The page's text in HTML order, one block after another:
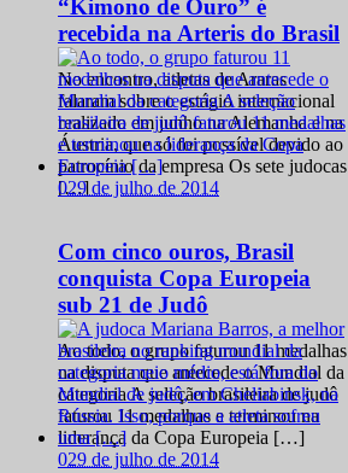
“Kimono de Ouro” é
recebida na Arteris do Brasil
No encontro, atletas de Araras
falaram sobre o estágio internacional
realizado em junho na Alemanha e na
Áustria, que só foi possível devido ao
patrocínio da empresa Os sete judocas
[…]
029 de julho de 2014
Com cinco ouros, Brasil
conquista Copa Europeia
sub 21 de Judô
Ao todo, o grupo faturou 11 medalhas
na disputa que antecede o Mundial da
categoria A seleção brasileira de judô
faturou 11 medalhas e terminou na
liderança da Copa Europeia […]
029 de julho de 2014